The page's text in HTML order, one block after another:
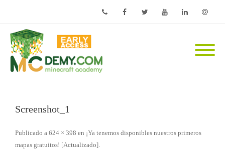
Screenshot_1
Publicado a 624 × 398 en ¡Ya tenemos disponibles nuestros primeros
mapas gratuitos! [Actualizado]